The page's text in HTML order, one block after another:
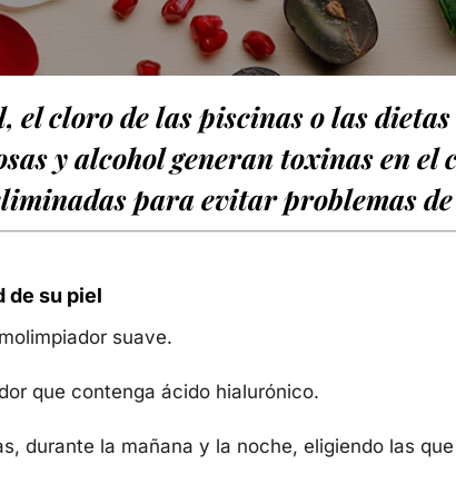
el cloro de las piscinas o las
y alcohol generan toxinas en el
para evitar problemas
de su piel
suave.
que contenga ácido hialurónico.
durante la mañana y la noche, eligiendo las